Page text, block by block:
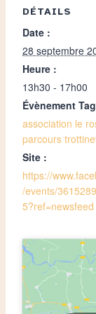
DÉTAILS
Date :
28 septembre
Heure :
13h30 - 17h00
Évènement
association le
parcours
Site :
https://
/events/
5?ref=newsfeed